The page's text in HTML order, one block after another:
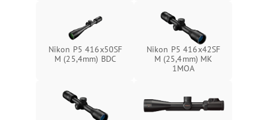
Nikon P5 416x50SF
M (25,4mm) BDC
Nikon P5 416x42SF
M (25,4mm) MK
1MOA